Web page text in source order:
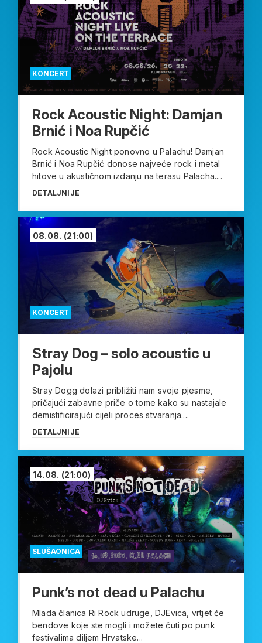
KONCERT
Rock Acoustic Night: Damjan
Brnić i Noa Rupčić
Rock Acoustic Night ponovno u Palachu! Damjan
Brnić i Noa Rupčić donose najveće rock i metal
hitove u akustičnom izdanju na terasu Palacha....
DETALJNIJE
KONCERT
08.08. (21:00)
Stray Dog – solo acoustic u
Pajolu
Stray Dogg dolazi približiti nam svoje pjesme,
pričajući zabavne priče o tome kako su nastajale
demistificirajući cijeli proces stvaranja....
DETALJNIJE
SLUŠAONICA
14.08. (21:00)
Punk’s not dead u Palachu
Mlada članica Ri Rock udruge, DJEvica, vrtjet će
bendove koje ste mogli i možete čuti po punk
festivalima diljem Hrvatske...